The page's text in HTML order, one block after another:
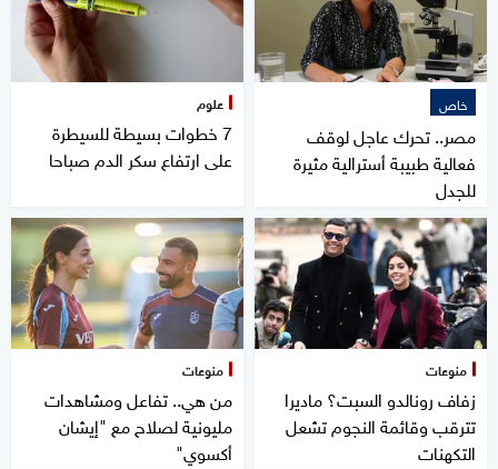
خاص
مصر.. تحرك عاجل لوقف
فعالية طبيبة أسترالية مثيرة
للجدل
علوم
7 خطوات بسيطة للسيطرة
على ارتفاع سكر الدم صباحا
منوعات
زفاف رونالدو السبت؟ ماديرا
تترقب وقائمة النجوم تشعل
التكهنات
منوعات
من هي.. تفاعل ومشاهدات
مليونية لصلاح مع "إيشان
أكسوي"